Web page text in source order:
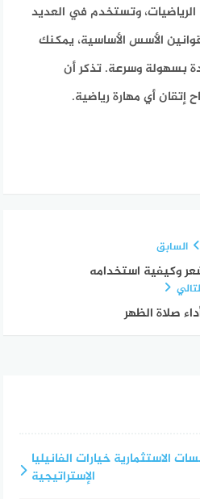
وتستخدم في العديد
الأسس الأساسية، يمكنك
بسهولة وسرعة. تذكر أن
إتقان أي مهارة رياضية.
السابق
وكيفية استخدامه
صلاة الظهر
الاستثمارية خيارات الفانيليا
الإستراتيجية